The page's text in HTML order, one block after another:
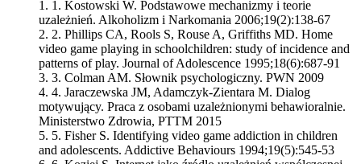
1. Kostowski W. Podstawowe mechanizmy i teorie
uzależnień. Alkoholizm i Narkomania 2006;19(2):138-67
2. Phillips CA, Rools S, Rouse A, Griffiths MD. Home
video game playing in schoolchildren: study of incidence and
patterns of play. Journal of Adolescence 1995;18(6):687-91
3. Colman AM. Słownik psychologiczny. PWN 2009
4. Jaraczewska JM, Adamczyk-Zientara M. Dialog
motywujący. Praca z osobami uzależnionymi behawioralnie.
Ministerstwo Zdrowia, PTTM 2015
5. Fisher S. Identifying video game addiction in children
and adolescents. Addictive Behaviours 1994;19(5):545-53